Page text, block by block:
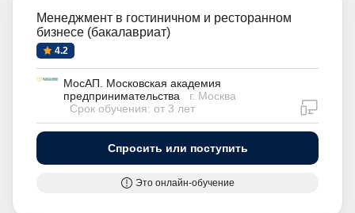
Менеджмент в гостиничном и ресторанном
бизнесе (бакалавриат)
4.2
МосАП. Московская академия
предпринимательства
г. Москва
Срок обучения: от 3 лет
Спросить или поступить
Это онлайн-обучение